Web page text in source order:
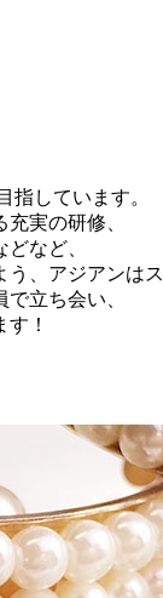
指しています。
実の研修、
など、
、アジアンは
立ち会い、
！